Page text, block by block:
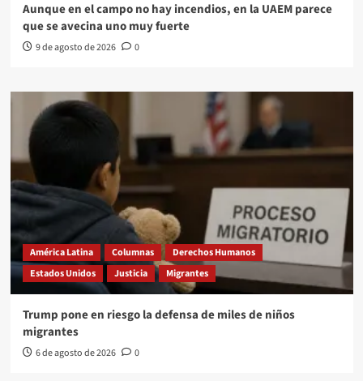
Aunque en el campo no hay incendios, en la UAEM parece
que se avecina uno muy fuerte
9 de agosto de 2026 0
América Latina Columnas
Derechos Humanos
Estados Unidos
Justicia Migrantes
Trump pone en riesgo la defensa de miles de niños
migrantes
6 de agosto de 2026 0